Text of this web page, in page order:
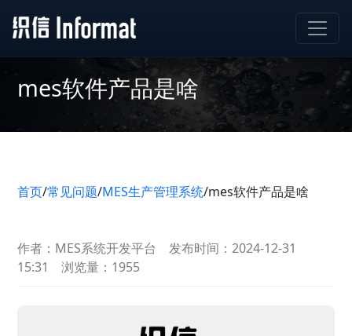
mes软件产品是啥
首页/常见问题/MES生产管理系统/mes软件产品是啥
作者：MES系统开发平台
发布时间：2024-12-31
15:31
浏览量：1955